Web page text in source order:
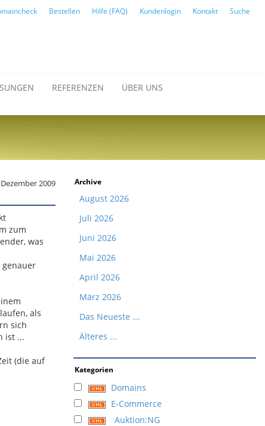
Bestellen Hilfe (FAQ) Kundenlogin Kontakt Suche
REFERENZEN ÜBER UNS
2009
zum
was
als
sich
ist ...
(die auf
Archive
August 2026
Juli 2026
Juni 2026
Mai 2026
April 2026
März 2026
Das Neueste ...
Älteres ...
Kategorien
Domains
E-Commerce
Auktion:NG